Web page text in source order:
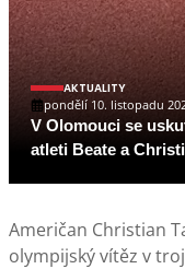
AKTUALITY
pondělí 10. listopadu
V Olomouci se
atleti Beate a
Američan Christian
olympijský vítěz v